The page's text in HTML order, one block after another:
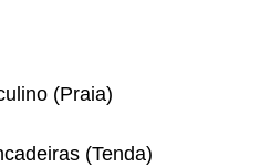
(Praia)
(Tenda)